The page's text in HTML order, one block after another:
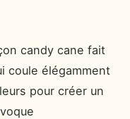
candy cane fait
coule élégamment
pour créer un